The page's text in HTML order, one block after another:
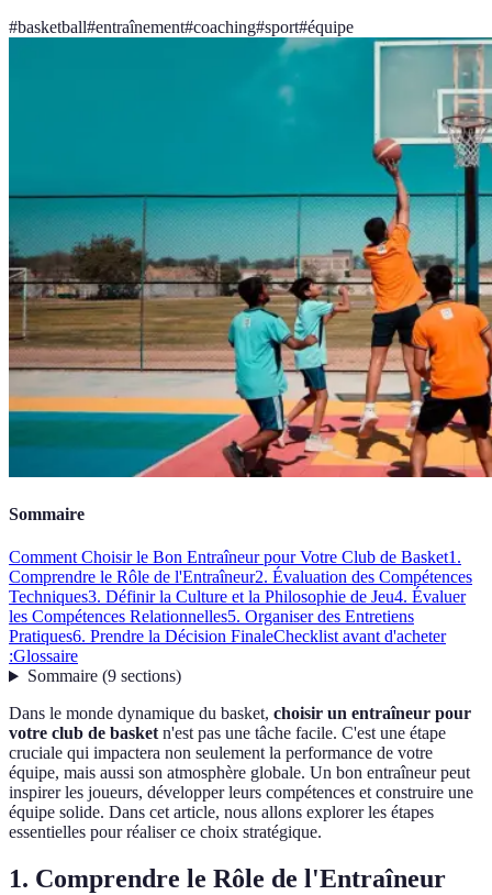
#basketball#entraînement#coaching#sport#équipe
Sommaire
Comment Choisir le Bon Entraîneur pour Votre Club de Basket1.
Comprendre le Rôle de l'Entraîneur2. Évaluation des Compétences
Techniques3. Définir la Culture et la Philosophie de Jeu4. Évaluer
les Compétences Relationnelles5. Organiser des Entretiens
Pratiques6. Prendre la Décision FinaleChecklist avant d'acheter
:Glossaire
Sommaire(9 sections)
Dans le monde dynamique du basket, choisir un entraîneur pour
votre club de basketn'est pas une tâche facile. C'est une étape
cruciale qui impactera non seulement la performance de votre
équipe, mais aussi son atmosphère globale. Un bon entraîneur peut
inspirer les joueurs, développer leurs compétences et construire une
équipe solide. Dans cet article, nous allons explorer les étapes
essentielles pour réaliser ce choix stratégique.
1. Comprendre le Rôle de l'Entraîneur